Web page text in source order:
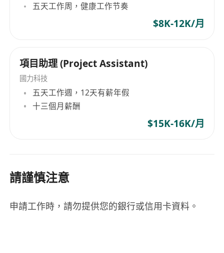
五天工作周，健康工作节奏
$8K-12K/月
項目助理 (Project Assistant)
國力科技
五天工作週，12天有薪年假
十三個月薪酬
$15K-16K/月
請謹慎注意
申請工作時，請勿提供您的銀行或信用卡資料。